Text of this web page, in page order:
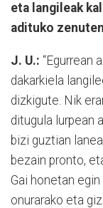
eta langileak
adituko
J. U.: “Egurrean
dakarkiela
dizkigute. Nik
ditugula lurpean
bizi guztian
bezain pronto,
Gai honetan
onurarako eta